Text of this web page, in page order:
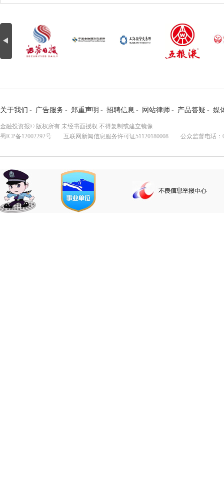
关于我们 - 广告服务 - 郑重声明 - 招聘信息 - 网站律师 - 产品答疑 - 媒
金融投资报© 版权所有 未经书面授权 不得复制或建立镜像
蜀ICP备12002292号 互联网新闻信息服务许可证51120180008 公众监督电话：